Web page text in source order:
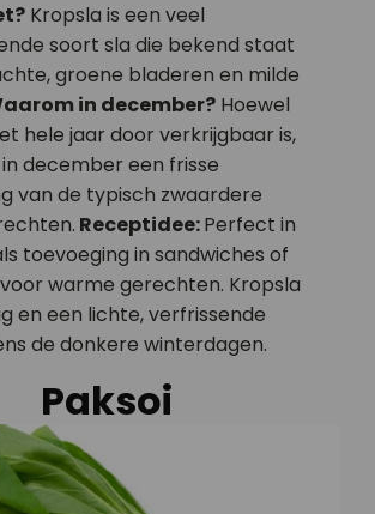
Kropsla is een veel
soort sla die bekend staat
groene bladeren en milde
in december? Hoewel
hele jaar door verkrijgbaar is,
december een frisse
van de typisch zwaardere
Receptidee:Perfect in
toevoeging in sandwiches of
warme gerechten. Kropsla
en een lichte, verfrissende
de donkere winterdagen.
Paksoi